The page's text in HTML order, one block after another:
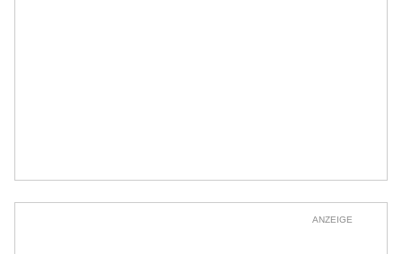
ANZEIGE